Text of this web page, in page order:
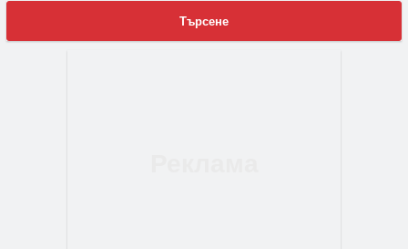
Търсене